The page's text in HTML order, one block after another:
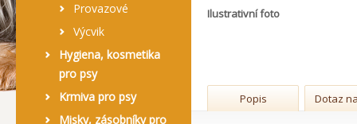
Provazové
Výcvik
Hygiena, kosmetika
pro psy
Krmiva pro psy
Misky, zásobníky pro
Ilustrativní foto
Popis Dotaz